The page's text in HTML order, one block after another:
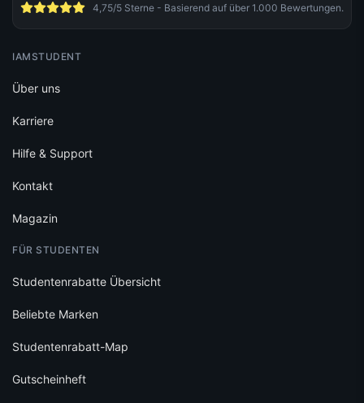
4,75/5 Sterne - Basierend auf über 1.000 Bewertungen.
IAMSTUDENT
Über uns
Karriere
Hilfe & Support
Kontakt
Magazin
FÜR STUDENTEN
Studentenrabatte Übersicht
Beliebte Marken
Studentenrabatt-Map
Gutscheinheft